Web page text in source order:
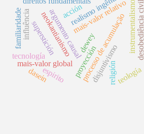
argumento causal
superstición
proyección
processo de acumulação
mais-valor global
mais-valor relativo
disjuntivismo
religión
realismo ingênuo
tecnología
instrumentalismo
dewey
teología
espirito
influência
familiaridade desobediência civil
neokantianismo
dasein
acción